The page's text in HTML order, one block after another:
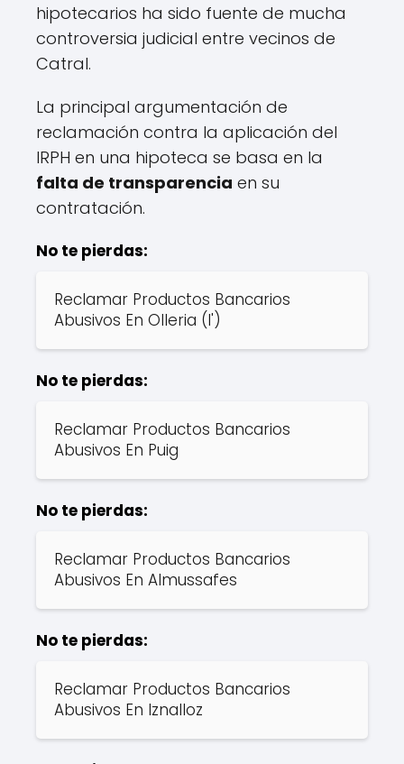
hipotecarios ha sido fuente de mucha
controversia judicial entre vecinos de
Catral.
La principal argumentación de
reclamación contra la aplicación del
IRPH en una hipoteca se basa en la
falta de transparencia en su
contratación.
No te pierdas:
Reclamar Productos Bancarios
Abusivos En Olleria (l')
No te pierdas:
Reclamar Productos Bancarios
Abusivos En Puig
No te pierdas:
Reclamar Productos Bancarios
Abusivos En Almussafes
No te pierdas:
Reclamar Productos Bancarios
Abusivos En Iznalloz